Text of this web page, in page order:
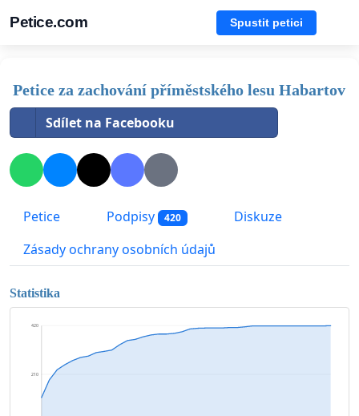
Petice.com Spustit petici
Petice za zachování příměstského lesu Habartov
Sdílet na Facebooku
Petice Podpisy 420
Diskuze
Zásady ochrany osobních údajů
Statistika
210
420